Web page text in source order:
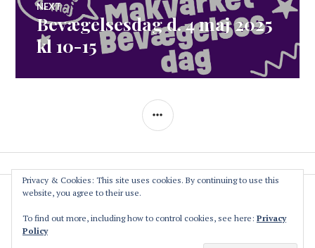
NEXT
Next
post:
Bevægelsesdag d. 4 maj 2025
kl 10-15
SIDEBAR
The Association
Privacy Policy
Privacy & Cookies: This site uses cookies. By continuing to use this
website, you agree to their use.
To find out more, including how to control cookies, see here: Privacy
Policy